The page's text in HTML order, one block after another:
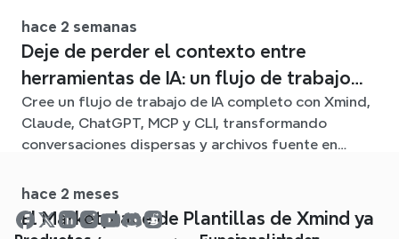
hace 2 semanas
Deje de perder el contexto entre
herramientas de IA: un flujo de trabajo
conectado con Xmind
Cree un flujo de trabajo de IA completo con Xmind,
Claude, ChatGPT, MCP y CLI, transformando
conversaciones dispersas y archivos fuente en
hace 2 meses
El Marketplace de Plantillas de Xmind ya